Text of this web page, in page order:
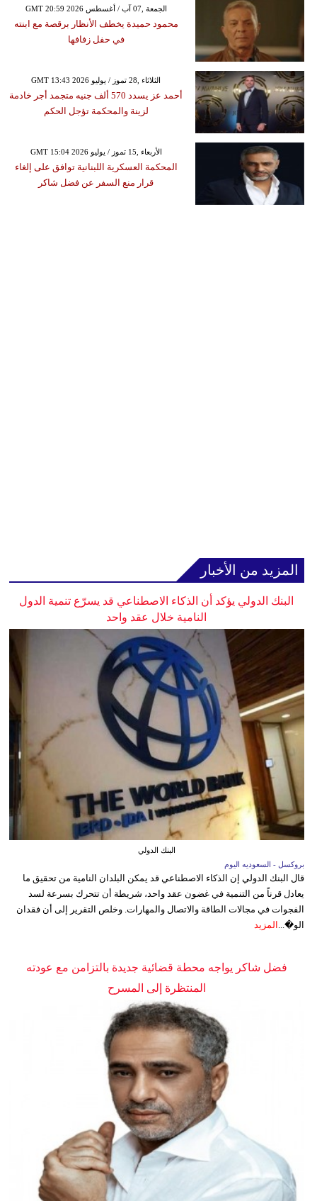
GMT 20:59 2026 الجمعة ,07 آب / أغسطس
محمود حميدة يخطف الأنظار برقصة مع ابنته
في حفل زفافها
GMT 13:43 2026 الثلاثاء ,28 تموز / يوليو
أحمد عز يسدد 570 ألف جنيه متجمد أجر خادمة
لزينة والمحكمة تؤجل الحكم
GMT 15:04 2026 الأربعاء ,15 تموز / يوليو
المحكمة العسكرية اللبنانية توافق على إلغاء
قرار منع السفر عن فضل شاكر
المزيد من الأخبار
البنك الدولي يؤكد أن الذكاء الاصطناعي قد يسرّع تنمية الدول
النامية خلال عقد واحد
البنك الدولي
بروكسل - السعوديه اليوم
قال البنك الدولي إن الذكاء الاصطناعي قد يمكن البلدان النامية من تحقيق ما
يعادل قرناً من التنمية في غضون عقد واحد، شريطة أن تتحرك بسرعة لسد
الفجوات في مجالات الطاقة والاتصال والمهارات. وخلص التقرير إلى أن فقدان
الو�... المزيد
فضل شاكر يواجه محطة قضائية جديدة بالتزامن مع عودته
المنتظرة إلى المسرح